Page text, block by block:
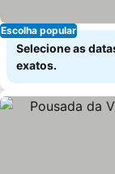
Escolha popular
Selecione as
exatos.